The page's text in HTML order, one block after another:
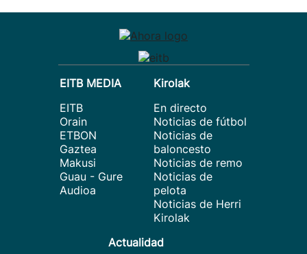
EITB MEDIA
EITB
Orain
ETBON
Gaztea
Makusi
Guau - Gure
Audioa
Kirolak
En directo
Noticias de fútbol
Noticias de
baloncesto
Noticias de remo
Noticias de
pelota
Noticias de Herri
Kirolak
Actualidad